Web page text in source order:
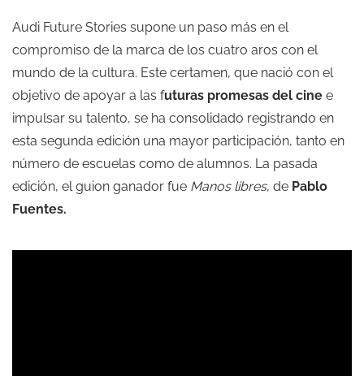
Audi Future Stories supone un paso más en el
compromiso de la marca de los cuatro aros con el
mundo de la cultura. Este certamen, que nació con el
objetivo de apoyar a las futuras promesas del cine e
impulsar su talento, se ha consolidado registrando en
esta segunda edición una mayor participación, tanto en
número de escuelas como de alumnos. La pasada
edición, el guion ganador fue Manos libres, de Pablo
Fuentes.